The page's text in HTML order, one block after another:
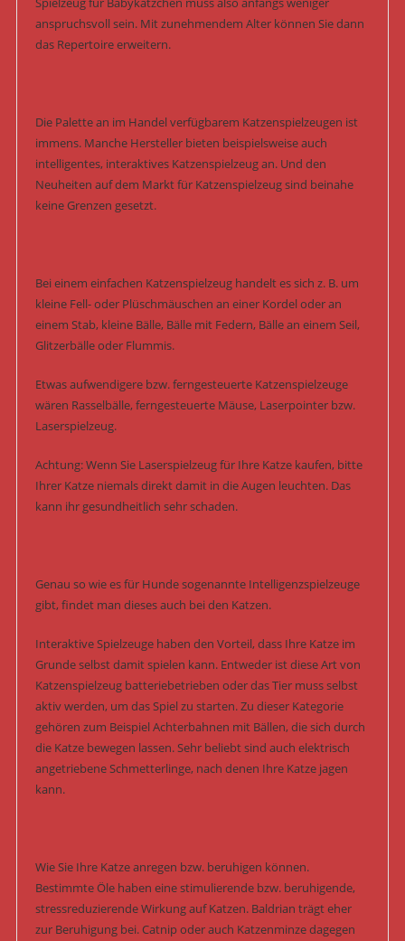
anspruchsvoll sein. Mit zunehmendem Alter können Sie dann
das Repertoire erweitern.
Die Palette an im Handel verfügbarem Katzenspielzeugen ist
immens. Manche Hersteller bieten beispielsweise auch
intelligentes, interaktives Katzenspielzeug an. Und den
Neuheiten auf dem Markt für Katzenspielzeug sind beinahe
keine Grenzen gesetzt.
Bei einem einfachen Katzenspielzeug handelt es sich z. B. um
kleine Fell- oder Plüschmäuschen an einer Kordel oder an
einem Stab, kleine Bälle, Bälle mit Federn, Bälle an einem Seil,
Glitzerbälle oder Flummis.
Etwas aufwendigere bzw. ferngesteuerte Katzenspielzeuge
wären Rasselbälle, ferngesteuerte Mäuse, Laserpointer bzw.
Laserspielzeug.
Achtung: Wenn Sie Laserspielzeug für Ihre Katze kaufen, bitte
Ihrer Katze niemals direkt damit in die Augen leuchten. Das
kann ihr gesundheitlich sehr schaden.
Genau so wie es für Hunde sogenannte Intelligenzspielzeuge
gibt, findet man dieses auch bei den Katzen.
Interaktive Spielzeuge haben den Vorteil, dass Ihre Katze im
Grunde selbst damit spielen kann. Entweder ist diese Art von
Katzenspielzeug batteriebetrieben oder das Tier muss selbst
aktiv werden, um das Spiel zu starten. Zu dieser Kategorie
gehören zum Beispiel Achterbahnen mit Bällen, die sich durch
die Katze bewegen lassen. Sehr beliebt sind auch elektrisch
angetriebene Schmetterlinge, nach denen Ihre Katze jagen
kann.
Wie Sie Ihre Katze anregen bzw. beruhigen können.
Bestimmte Öle haben eine stimulierende bzw. beruhigende,
stressreduzierende Wirkung auf Katzen. Baldrian trägt eher
zur Beruhigung bei. Catnip oder auch Katzenminze dagegen